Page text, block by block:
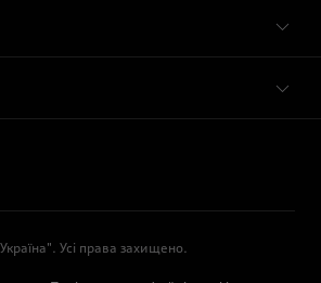
Усі права захищено.